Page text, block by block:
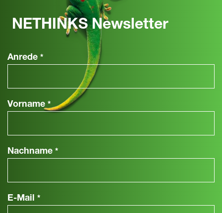
NETHINKS Newsletter
Anrede *
Vorname *
Nachname *
E-Mail *